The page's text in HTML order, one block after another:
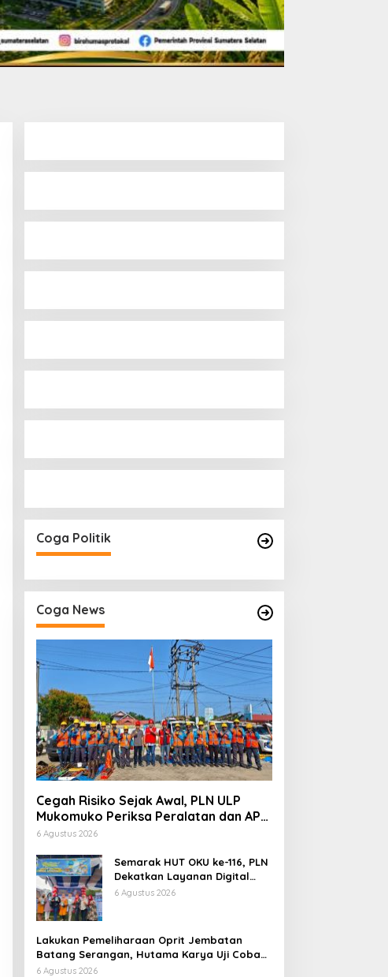
Coga Politik
Coga News
Cegah Risiko Sejak Awal, PLN ULP
Mukomuko Periksa Peralatan dan APD
Petugas secara Rutin
6 Agustus 2026
Semarak HUT OKU ke-116, PLN
Dekatkan Layanan Digital
melalui Gelegar PLN Mobile
6 Agustus 2026
Lakukan Pemeliharaan Oprit Jembatan
Batang Serangan, Hutama Karya Uji Coba
Contraflow di KM 55 Tol Binjai–Langsa
6 Agustus 2026